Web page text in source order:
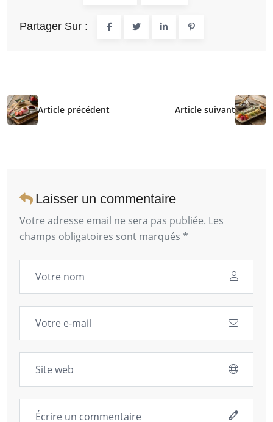
Partager Sur :
Article précédent Article suivant
Laisser un commentaire
Votre adresse email ne sera pas publiée. Les
champs obligatoires sont marqués *